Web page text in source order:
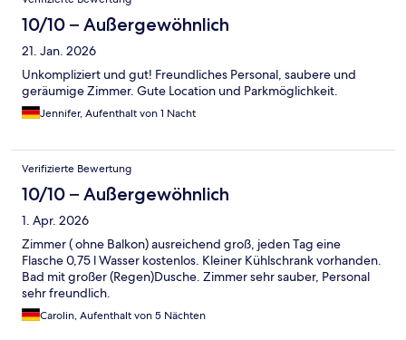
10/10 – Außergewöhnlich
21. Jan. 2026
Unkompliziert und gut! Freundliches Personal, saubere und
geräumige Zimmer. Gute Location und Parkmöglichkeit.
Jennifer, Aufenthalt von 1 Nacht
Verifizierte Bewertung
10/10 – Außergewöhnlich
1. Apr. 2026
Zimmer ( ohne Balkon) ausreichend groß, jeden Tag eine
Flasche 0,75 l Wasser kostenlos. Kleiner Kühlschrank vorhanden.
Bad mit großer (Regen)Dusche. Zimmer sehr sauber, Personal
sehr freundlich.
Carolin, Aufenthalt von 5 Nächten